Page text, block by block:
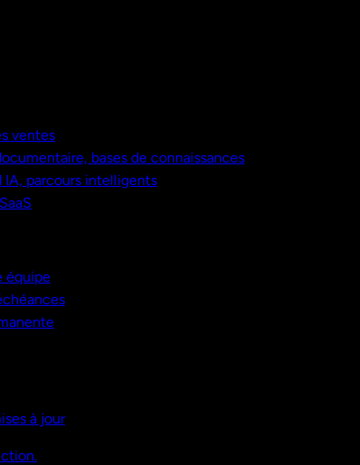
ventes
bases de connaissances
IA, parcours intelligents
équipe
à jour